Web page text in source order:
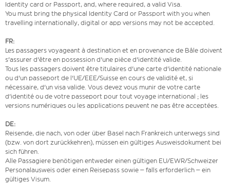
Identity card or Passport, and, where required, a valid Visa.
You must bring the physical Identity Card or Passport with you when
travelling internationally, digital or app versions may not be accepted.
FR:
Les passagers voyageant à destination et en provenance de Bâle doivent
s'assurer d'être en possession d'une pièce d'identité valide.
Tous les passagers doivent être titulaires d'une carte d'identité nationale
ou d'un passeport de l'UE/EEE/Suisse en cours de validité et, si
nécessaire, d'un visa valide. Vous devez vous munir de votre carte
d'identité ou de votre passeport pour tout voyage international ; les
versions numériques ou les applications peuvent ne pas être acceptées.
DE:
Reisende, die nach, von oder über Basel nach Frankreich unterwegs sind
(bzw. von dort zurückkehren), müssen ein gültiges Ausweisdokument bei
sich führen.
Alle Passagiere benötigen entweder einen gültigen EU/EWR/Schweizer
Personalausweis oder einen Reisepass sowie – falls erforderlich – ein
gültiges Visum.